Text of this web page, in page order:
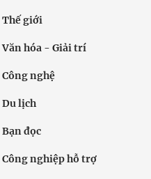
Thế giới
Văn hóa - Giải trí
Công nghệ
Du lịch
Bạn đọc
Công nghiệp hỗ trợ